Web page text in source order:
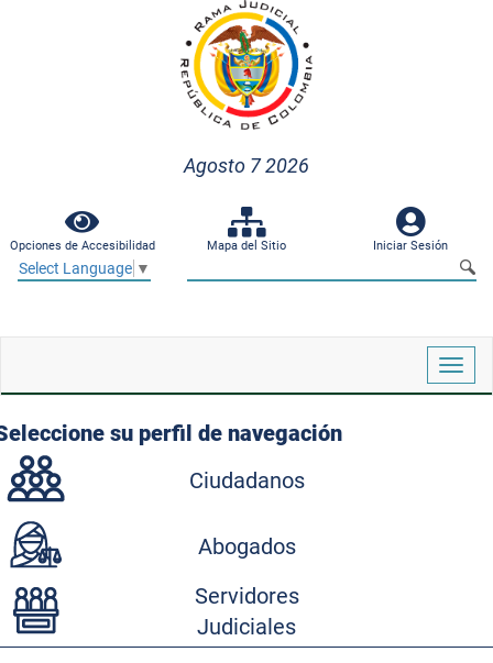
Agosto 7 2026
Opciones de Accesibilidad Mapa del Sitio Iniciar Sesión
Select Language ▼
su perfil de navegación
Ciudadanos
Abogados
Servidores
Judiciales